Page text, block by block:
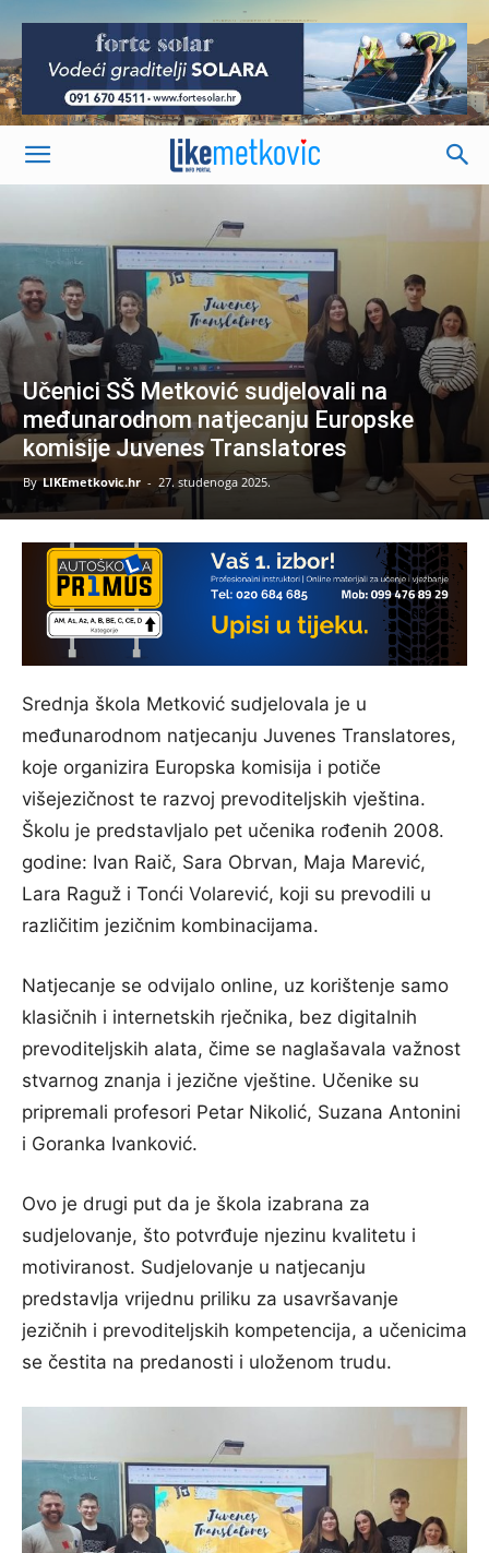
-
Učenici SŠ Metković sudjelovali na
međunarodnom natjecanju Europske
komisije Juvenes Translatores
By LIKEmetkovic.hr - 27. studenoga 2025.
Srednja škola Metković sudjelovala je u
međunarodnom natjecanju Juvenes Translatores,
koje organizira Europska komisija i potiče
višejezičnost te razvoj prevoditeljskih vještina.
Školu je predstavljalo pet učenika rođenih 2008.
godine: Ivan Raič, Sara Obrvan, Maja Marević,
Lara Raguž i Tonći Volarević, koji su prevodili u
različitim jezičnim kombinacijama.
Natjecanje se odvijalo online, uz korištenje samo
klasičnih i internetskih rječnika, bez digitalnih
prevoditeljskih alata, čime se naglašavala važnost
stvarnog znanja i jezične vještine. Učenike su
pripremali profesori Petar Nikolić, Suzana Antonini
i Goranka Ivanković.
Ovo je drugi put da je škola izabrana za
sudjelovanje, što potvrđuje njezinu kvalitetu i
motiviranost. Sudjelovanje u natjecanju
predstavlja vrijednu priliku za usavršavanje
jezičnih i prevoditeljskih kompetencija, a učenicima
se čestita na predanosti i uloženom trudu.